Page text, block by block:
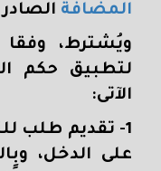
المضافة الصادر
ويُشترط، وفقا
لتطبيق حكم
الآتى:
1- تقديم طلب
على الدخل،